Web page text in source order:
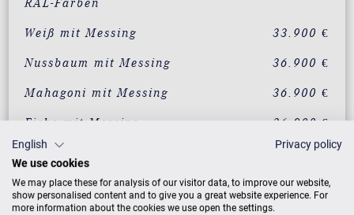
RAL-Farben
Weiß mit Messing 33.900 €
Nussbaum mit Messing 36.900 €
Mahagoni mit Messing 36.900 €
Eiche mit Messing 36.900 €
Wurzelnussbaum mit
Messing
39.900 €
Vavona mit Messing 39.900 €
English
Privacy policy
We use cookies
We may place these for analysis of our visitor data, to improve our website,
show personalised content and to give you a great website experience. For
more information about the cookies we use open the settings.